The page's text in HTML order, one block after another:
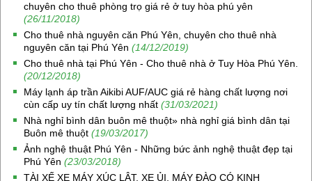
chuyên cho thuê phòng trọ giá rẻ ở tuy hòa phú yên
(26/11/2018)
Cho thuê nhà nguyên căn Phú Yên, chuyên cho thuê nhà
nguyên căn tại Phú Yên (14/12/2019)
Cho thuê nhà tại Phú Yên - Cho thuê nhà ở Tuy Hòa Phú Yên.
(20/12/2018)
Máy lạnh áp trần Aikibi AUF/AUC giá rẻ hàng chất lượng nơi
cùn cấp uy tín chất lượng nhất (31/03/2021)
Nhà nghỉ bình dân buôn mê thuột» nhà nghỉ giá bình dân tại
Buôn mê thuột (19/03/2017)
Ảnh nghệ thuật Phú Yên - Những bức ảnh nghệ thuật đẹp tại
Phú Yên (23/03/2018)
TÀI XẾ XE MÁY XÚC LẬT, XE ỦI, MÁY ĐÀO CÓ KINH